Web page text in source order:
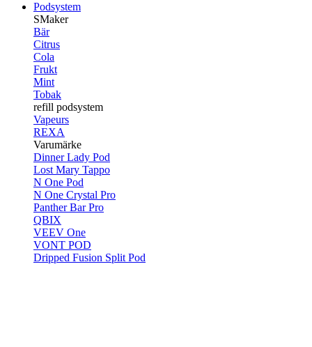
Podsystem
SMaker
Bär
Citrus
Cola
Frukt
Mint
Tobak
refill podsystem
Vapeurs
REXA
Varumärke
Dinner Lady Pod
Lost Mary Tappo
N One Pod
N One Crystal Pro
Panther Bar Pro
QBIX
VEEV One
VONT POD
Dripped Fusion Split Pod